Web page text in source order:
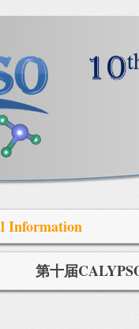
Information
第十届